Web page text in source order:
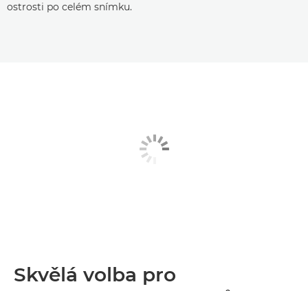
ostrosti po celém snímku.
Skvělá volba pro